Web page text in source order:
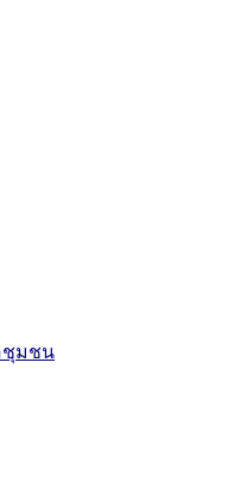
ชุมชน